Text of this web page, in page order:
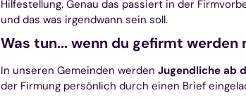
Hilfestellung. Genau das passiert in der
und das was irgendwann sein soll.
Was tun... wenn du gefirmt werden
In unseren Gemeinden werden Jugendliche ab
der Firmung persönlich durch einen Brief